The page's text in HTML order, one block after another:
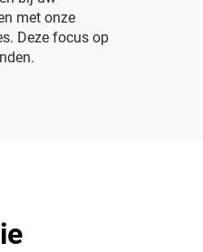
met onze
Deze focus op